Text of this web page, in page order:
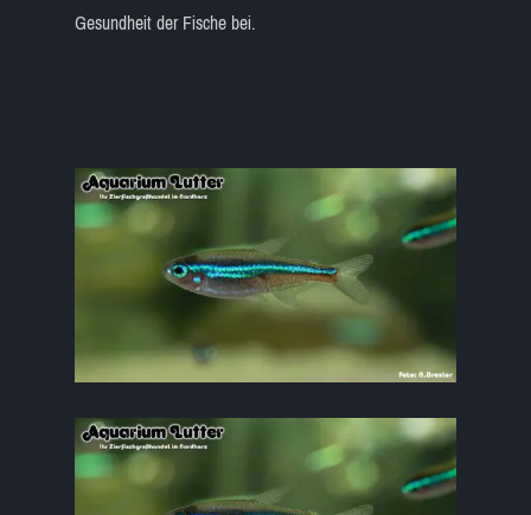
Gesundheit der Fische bei.